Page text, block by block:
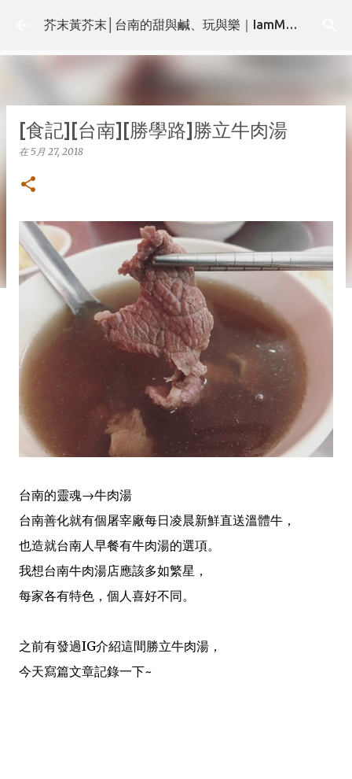
跳至主要內容 芥末黃芥末│台南的甜與鹹、玩與樂｜IamMMMustard.com
[食記][台南][勝學路]勝立牛肉湯
在5月 27, 2018
台南的靈魂→牛肉湯
台南善化就有個屠宰廠每日凌晨新鮮直送溫體牛，
也造就台南人早餐有牛肉湯的選項。
我想台南牛肉湯店應該多如繁星，
每家各有特色，個人喜好不同。
之前有發過IG介紹這間勝立牛肉湯，
今天寫篇文章記錄一下~